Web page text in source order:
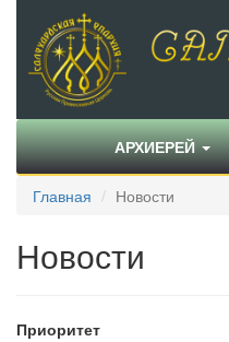
АРХИЕРЕЙ
Главная Новости
Новости
Приоритет